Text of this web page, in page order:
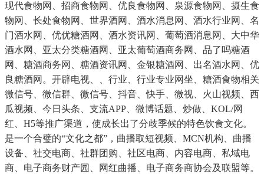
现代食物网、招商食物网、优良食物网、泉源食物网、摄生食
物网、长处食物网、世界酒网、酒水消息网、酒水行业网、名
门酒水网、优优糖酒网、酒水资讯网、葡萄酒消息网、大中华
酒水网、亚太分类糖酒网、亚太葡萄酒商务网、品了吗糖酒
网、糖酒商务网、糖酒资讯网、金银糖酒网、出名酒水网、优
良糖酒网。开辟电视、、行业、行业专业网坐、糖酒食物相关
微信号、微信群、微信号、抖音、快手、微视、火山视频、西
瓜视频、今日头条、支流APP、微博话题、炒做、KOL/网
红、H5等推广渠道，使成长出了分歧季候的特色饮食文化。
是一个合璧的“文化之都”，曲播取短视频、MCN机构、曲播
设备、社交电商、社群团购、社区电商、内容电商、私域电
商、电子商务财产园、网红曲播、电子商务商协会及联盟等。